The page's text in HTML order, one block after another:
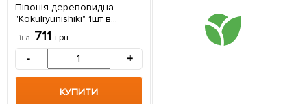
Півонія деревовидна
"Kokulryunishiki" 1шт в
ціна 711 грн
- +
КУПИТИ